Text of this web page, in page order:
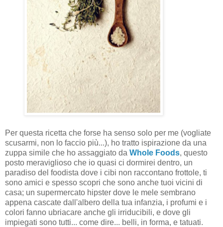
Per questa ricetta che forse ha senso solo per me (vogliate
scusarmi, non lo faccio più...), ho tratto ispirazione da una
zuppa simile che ho assaggiato da Whole Foods, questo
posto meraviglioso che io quasi ci dormirei dentro, un
paradiso del foodista dove i cibi non raccontano frottole, ti
sono amici e spesso scopri che sono anche tuoi vicini di
casa; un supermercato hipster dove le mele sembrano
appena cascate dall'albero della tua infanzia, i profumi e i
colori fanno ubriacare anche gli irriducibili, e dove gli
impiegati sono tutti... come dire... belli, in forma, e tatuati.